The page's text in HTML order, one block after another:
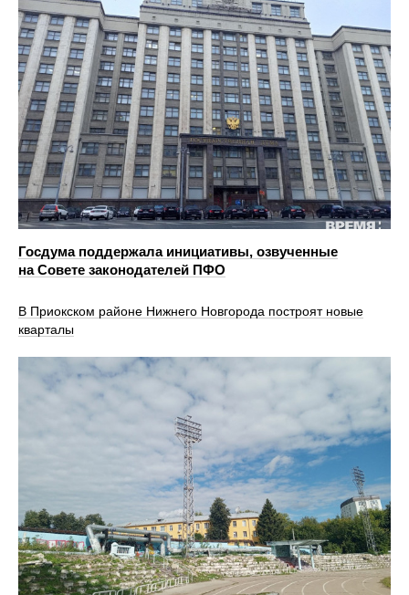
Госдума поддержала инициативы, озвученные
на Совете законодателей ПФО
В Приокском районе Нижнего Новгорода построят новые
кварталы